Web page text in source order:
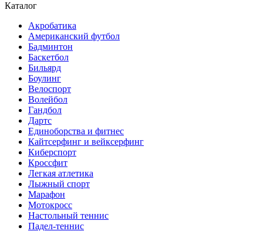
Каталог
Акробатика
Американский футбол
Бадминтон
Баскетбол
Бильярд
Боулинг
Велоспорт
Волейбол
Гандбол
Дартс
Единоборства и фитнес
Кайтсерфинг и вейксерфинг
Киберспорт
Кроссфит
Легкая атлетика
Лыжный спорт
Марафон
Мотокросс
Настольный теннис
Падел-теннис